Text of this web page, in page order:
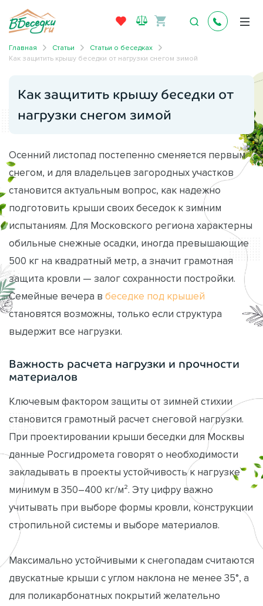
Главная Статьи
Статьи о беседках
Как защитить крышу беседки от нагрузки снегом зимой
Как защитить крышу беседки от
нагрузки снегом зимой
Осенний листопад постепенно сменяется первым
снегом, и для владельцев загородных участков
становится актуальным вопрос, как надежно
подготовить крыши своих беседок к зимним
испытаниям. Для Московского региона характерны
обильные снежные осадки, иногда превышающие
500 кг на квадратный метр, а значит грамотная
защита кровли — залог сохранности постройки.
Семейные вечера в беседке под крышей
становятся возможны, только если структура
выдержит все нагрузки.
Важность расчета нагрузки и прочности
материалов
Ключевым фактором защиты от зимней стихии
становится грамотный расчет снеговой нагрузки.
При проектировании крыши беседки для Москвы
данные Росгидромета говорят о необходимости
закладывать в проекты устойчивость к нагрузке
минимум в 350–400 кг/м². Эту цифру важно
учитывать при выборе формы кровли, конструкции
стропильной системы и выборе материалов.
Максимально устойчивыми к снегопадам считаются
двускатные крыши с углом наклона не менее 35°, а
для поликарбонатных покрытий желательно